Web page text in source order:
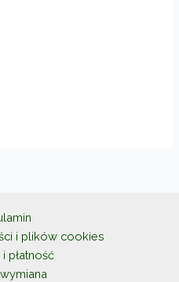
i plików cookies
płatność